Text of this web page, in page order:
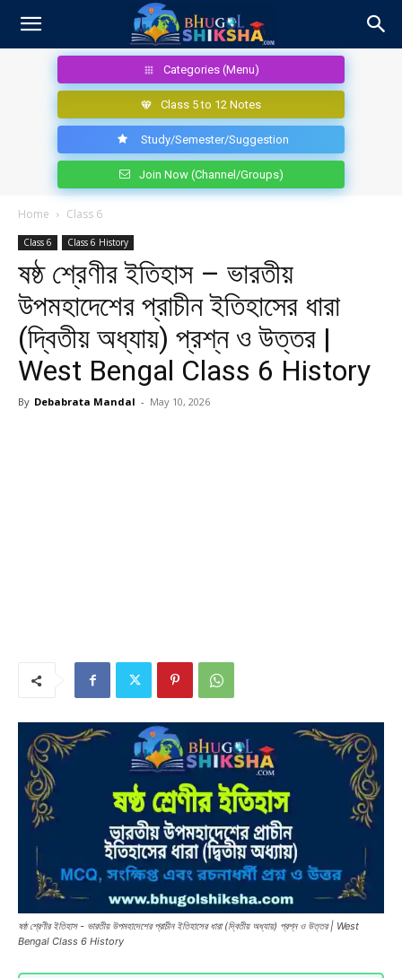
Categories (Menu)
Class 5 to 12 Notes
Study/Semester/Suggestion
Join Now (Channel/Groups)
Home Class 6
Class 6 Class 6 History
ষষ্ঠ শ্রেণীর ইতিহাস – ভারতীয়
উপমহাদেশের প্রাচীন ইতিহাসের ধারা
(দ্বিতীয় অধ্যায়) প্রশ্ন ও উত্তর |
West Bengal Class 6 History
By Debabrata Mandal - May 10, 2026
ষষ্ঠ শ্রেণীর ইতিহাস - ভারতীয় উপমহাদেশের প্রাচীন ইতিহাসের ধারা (দ্বিতীয় অধ্যায়) প্রশ্ন ও উত্তর | West
Bengal Class 6 History